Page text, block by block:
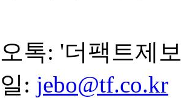
톡: '더팩트제
: jebo@tf.co.kr